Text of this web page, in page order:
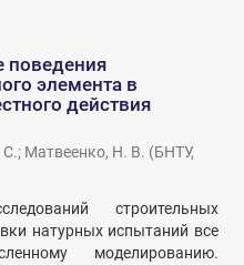
поведения
элемента в
действия
; Матвеенко, Н. В. (БНТУ,
строительных
натурных испытаний все
моделированию.